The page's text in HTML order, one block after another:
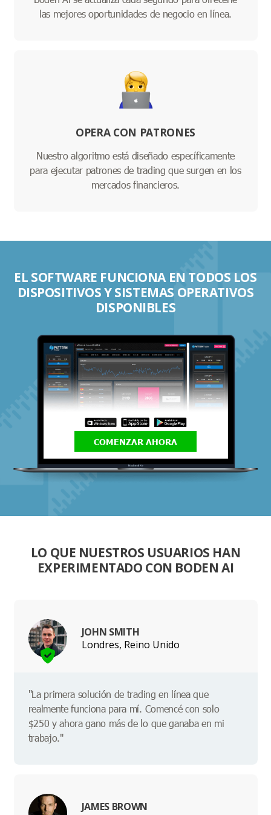
las mejores oportunidades de negocio en línea.
OPERA CON PATRONES
Nuestro algoritmo está diseñado específicamente
para ejecutar patrones de trading que surgen en los
mercados financieros.
EL SOFTWARE FUNCIONA EN TODOS LOS
DISPOSITIVOS Y SISTEMAS OPERATIVOS
DISPONIBLES
COMENZAR AHORA
LO QUE NUESTROS USUARIOS HAN
EXPERIMENTADO CON BODEN AI
JOHN SMITH
Londres, Reino Unido
"La primera solución de trading en línea que
realmente funciona para mí. Comencé con solo
$250 y ahora gano más de lo que ganaba en mi
trabajo."
JAMES BROWN